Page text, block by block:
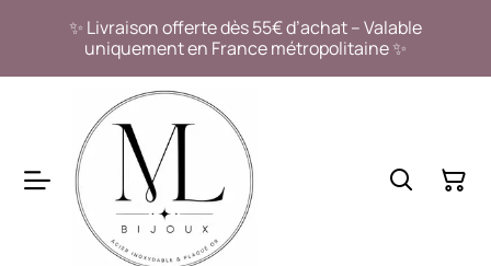
✨ Livraison offerte dès 55€ d’achat – Valable
uniquement en France métropolitaine ✨